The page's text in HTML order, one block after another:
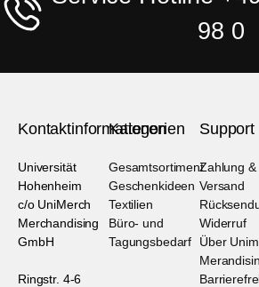
98 0
Kontaktinformationen
Universität
Hohenheim
c/o UniMerch
Merchandising
GmbH
Ringstr. 4-6
Kategorien
Gesamtsortiment
Geschenkideen
Textilien
Büro- und
Tagungsbedarf
Support
Zahlung &
Versand
Widerruf
Über